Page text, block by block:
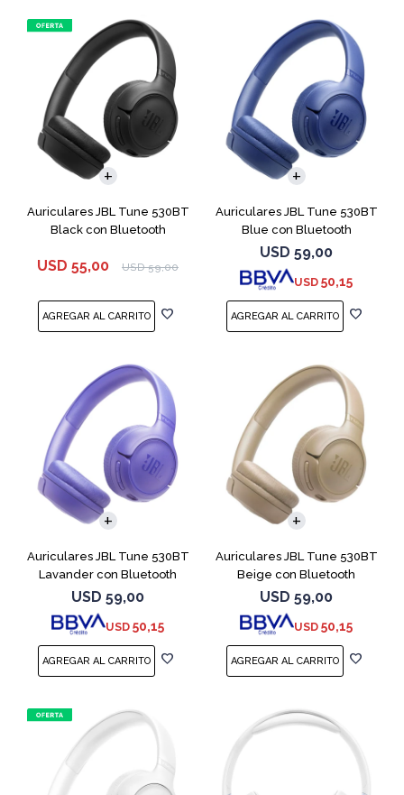
Auriculares JBL Tune 530BT
Black con Bluetooth
USD 55,00 USD 59,00
Auriculares JBL Tune 530BT
Blue con Bluetooth
USD 59,00
USD 50,15
Auriculares JBL Tune 530BT
Lavander con Bluetooth
USD 59,00
USD 50,15
Auriculares JBL Tune 530BT
Beige con Bluetooth
USD 59,00
USD 50,15